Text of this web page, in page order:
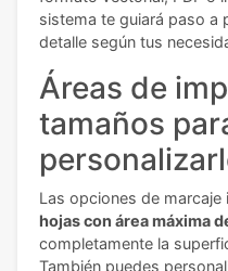
sistema te guiará paso a
detalle según tus
Áreas de
tamaños
Las opciones de marcaje
hojas con área máxima
completamente la
También puedes